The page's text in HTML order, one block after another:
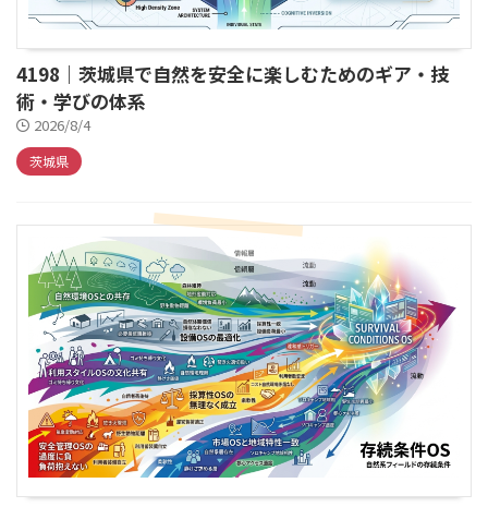
4198｜茨城県で自然を安全に楽しむためのギア・技
術・学びの体系
2026/8/4
茨城県